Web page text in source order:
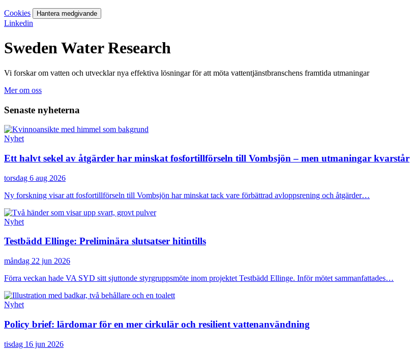
Cookies Hantera medgivande
Linkedin
Sweden Water Research
Vi forskar om vatten och utvecklar nya effektiva lösningar för att möta vattentjänstbranschens framtida utmaningar
Mer om oss
Senaste nyheterna
Nyhet
Ett halvt sekel av åtgärder har minskat fosfortillförseln till Vombsjön – men utmaningar kvarstår
torsdag 6 aug 2026
Ny forskning visar att fosfortillförseln till Vombsjön har minskat tack vare förbättrad avloppsrening och åtgärder…
Nyhet
Testbädd Ellinge: Preliminära slutsatser hitintills
måndag 22 jun 2026
Förra veckan hade VA SYD sitt sjuttonde styrgruppsmöte inom projektet Testbädd Ellinge. Inför mötet sammanfattades…
Nyhet
Policy brief: lärdomar för en mer cirkulär och resilient vattenanvändning
tisdag 16 jun 2026